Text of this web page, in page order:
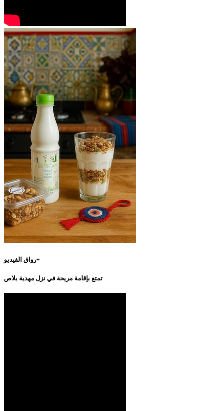
رواق الفيديو+
تمتع بإقامة مريحة في نزل مهدية بلاص